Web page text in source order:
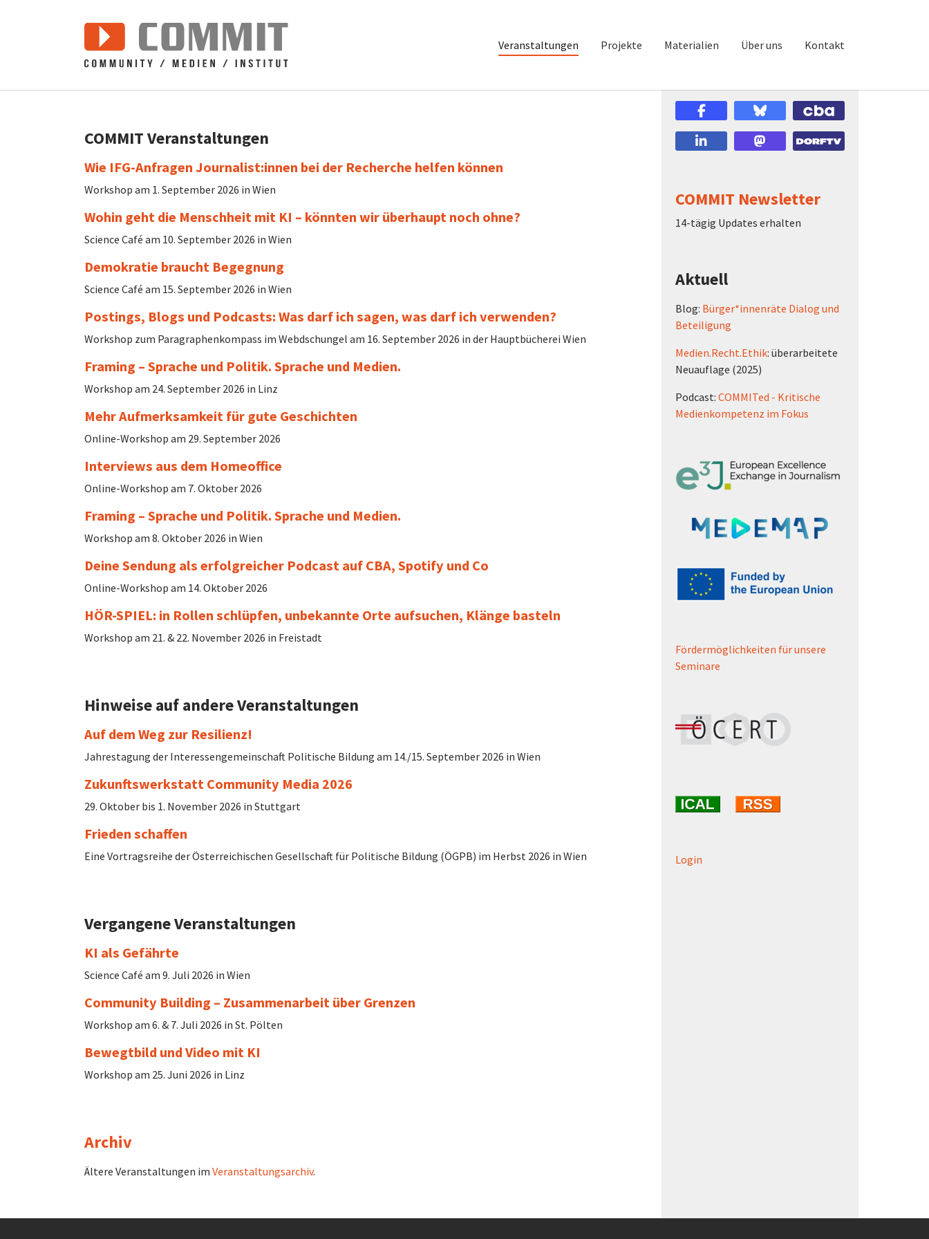
Veranstaltungen (current)Projekte Materialien Über uns Kontakt
COMMIT Veranstaltungen
Wie IFG-Anfragen Journalist:innen bei der Recherche helfen können
Workshop am 1. September 2026 in Wien
Wohin geht die Menschheit mit KI – könnten wir überhaupt noch ohne?
Science Café am 10. September 2026 in Wien
Demokratie braucht Begegnung
Science Café am 15. September 2026 in Wien
Postings, Blogs und Podcasts: Was darf ich sagen, was darf ich verwenden?
Workshop zum Paragraphenkompass im Webdschungel am 16. September 2026 in der Hauptbücherei Wien
Framing – Sprache und Politik. Sprache und Medien.
Workshop am 24. September 2026 in Linz
Mehr Aufmerksamkeit für gute Geschichten
Online-Workshop am 29. September 2026
Interviews aus dem Homeoffice
Online-Workshop am 7. Oktober 2026
Framing – Sprache und Politik. Sprache und Medien.
Workshop am 8. Oktober 2026 in Wien
Deine Sendung als erfolgreicher Podcast auf CBA, Spotify und Co
Online-Workshop am 14. Oktober 2026
HÖR-SPIEL: in Rollen schlüpfen, unbekannte Orte aufsuchen, Klänge basteln
Workshop am 21. & 22. November 2026 in Freistadt
Hinweise auf andere Veranstaltungen
Auf dem Weg zur Resilienz!
Jahrestagung der Interessengemeinschaft Politische Bildung am 14./15. September 2026 in Wien
Zukunftswerkstatt Community Media 2026
29. Oktober bis 1. November 2026 in Stuttgart
Frieden schaffen
Eine Vortragsreihe der Österreichischen Gesellschaft für Politische Bildung (ÖGPB) im Herbst 2026 in Wien
Vergangene Veranstaltungen
KI als Gefährte
Science Café am 9. Juli 2026 in Wien
Community Building – Zusammenarbeit über Grenzen
Workshop am 6. & 7. Juli 2026 in St. Pölten
Bewegtbild und Video mit KI
Workshop am 25. Juni 2026 in Linz
Archiv
Ältere Veranstaltungen im Veranstaltungsarchiv.
COMMIT Newsletter
14-tägig Updates erhalten
Aktuell
Blog: Bürger*innenräte Dialog und
Beteiligung
Medien.Recht.Ethik: überarbeitete
Neuauflage (2025)
Podcast: COMMITed - Kritische
Medienkompetenz im Fokus
Fördermöglichkeiten für unsere
Seminare
Login